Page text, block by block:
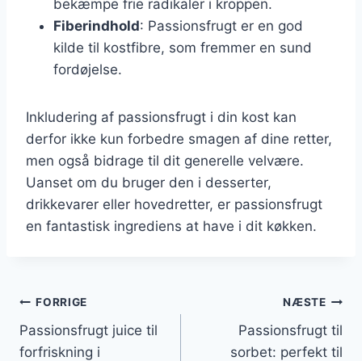
bekæmpe frie radikaler i kroppen.
Fiberindhold: Passionsfrugt er en god
kilde til kostfibre, som fremmer en sund
fordøjelse.
Inkludering af passionsfrugt i din kost kan
derfor ikke kun forbedre smagen af dine retter,
men også bidrage til dit generelle velvære.
Uanset om du bruger den i desserter,
drikkevarer eller hovedretter, er passionsfrugt
en fantastisk ingrediens at have i dit køkken.
Indlægsnavigation
FORRIGE
Passionsfrugt juice til
forfriskning i
NÆSTE
Passionsfrugt til
sorbet: perfekt til